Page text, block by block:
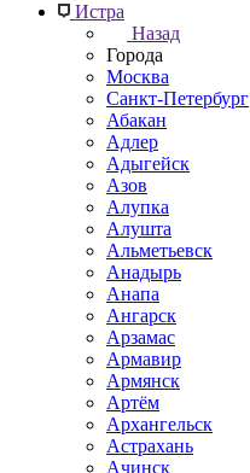
Истра
Назад
Города
Москва
Санкт-Петербург
Абакан
Адлер
Адыгейск
Азов
Алупка
Алушта
Альметьевск
Анадырь
Анапа
Ангарск
Арзамас
Армавир
Армянск
Артём
Архангельск
Астрахань
Ачинск